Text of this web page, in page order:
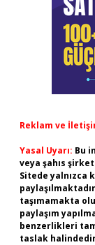
Reklam ve
Yasal Uyarı: Bu
veya şahıs
Sitede yalnızca
taşımamakta
paylaşım
benzerlikleri
taslak